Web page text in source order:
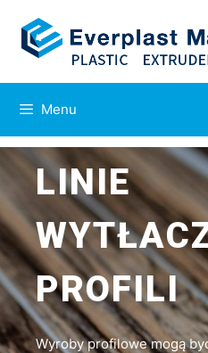
Menu
LINIE
PROFILI
Wyroby profilowe mogą